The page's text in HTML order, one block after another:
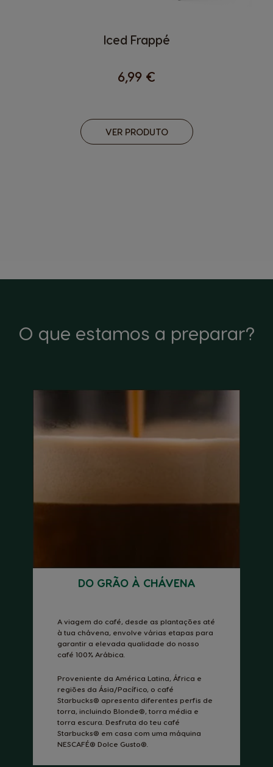
Iced Frappé
6,99 €
VER PRODUTO
O que estamos a preparar?
DO GRÃO À CHÁVENA
A viagem do café, desde as plantações até
à tua chávena, envolve várias etapas para
garantir a elevada qualidade do nosso
café 100% Arábica.
Proveniente da América Latina, África e
regiões da Ásia/Pacífico, o café
Starbucks® apresenta diferentes perfis de
torra, incluindo Blonde®, torra média e
torra escura. Desfruta do teu café
Starbucks® em casa com uma máquina
NESCAFÉ® Dolce Gusto®.